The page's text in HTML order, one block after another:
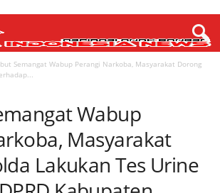
Semangat Wabup Perangi Narkoba, Masyarakat Dorong
Wabup
Masyarakat
Lakukan Tes Urine